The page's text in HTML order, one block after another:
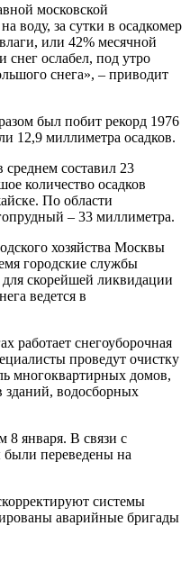
московской
воду, за сутки в осадкомер
или 42% месячной
ослабел, под утро
снега», – приводит
был побит рекорд 1976
12,9 миллиметра осадков.
составил 23
количество осадков
По области
– 33 миллиметра.
хозяйства Москвы
городские службы
скорейшей ликвидации
ведется в
работает снегоуборочная
проведут очистку
многоквартирных домов,
водосборных
8 января. В связи с
переведены на
системы
аварийные бригады